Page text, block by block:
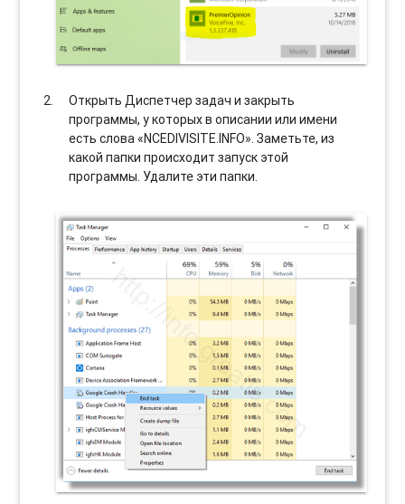
Открыть Диспетчер задач и закрыть
программы, у которых в описании или имени
есть слова «NCEDIVISITE.INFO». Заметьте, из
какой папки происходит запуск этой
программы. Удалите эти папки.